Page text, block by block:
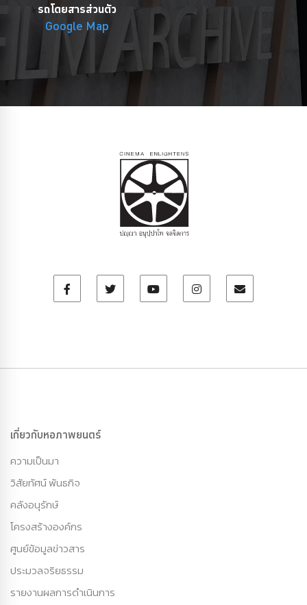
รถโดยสารส่วนตัว
Google Map
เกี่ยวกับหอภาพยนตร์
ความเป็นมา
วิสัยทัศน์ พันธกิจ
คลังอนุรักษ์
โครงสร้างองค์กร
ศูนย์ข้อมูลข่าวสาร
ประมวลจริยธรรม
รายงานผลการดำเนินการ